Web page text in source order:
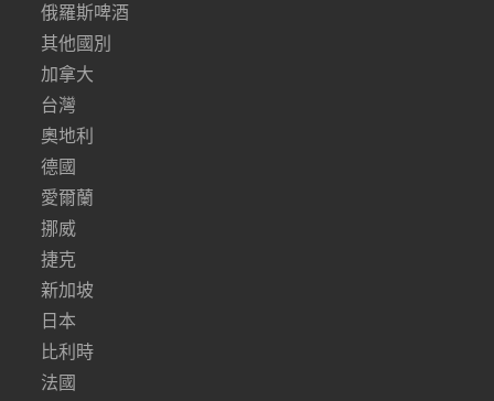
俄羅斯啤酒
其他國別
加拿大
台灣
奧地利
德國
愛爾蘭
挪威
捷克
新加坡
日本
比利時
法國